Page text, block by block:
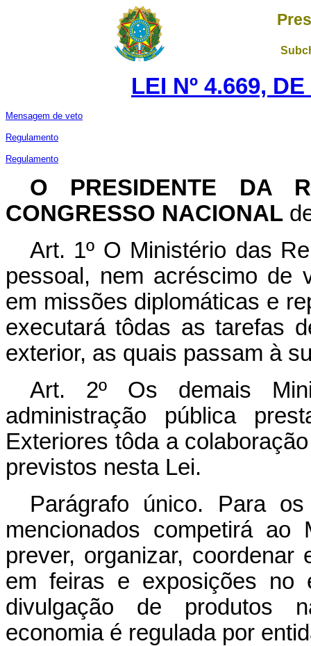
LEI Nº 4.669,
Mensagem de veto
Regulamento
Regulamento
O PRESIDENTE DA
CONGRESSO NACIONAL
Art. 1º O Ministério das
pessoal, nem acréscimo de
em missões diplomáticas e
executará tôdas as tarefas
exterior, as quais passam à
Art. 2º Os demais
administração pública
Exteriores tôda a
previstos nesta Lei.
Parágrafo único. Para
mencionados competirá ao
prever, organizar, coordenar
em feiras e exposições no
divulgação de produtos
economia é regulada por